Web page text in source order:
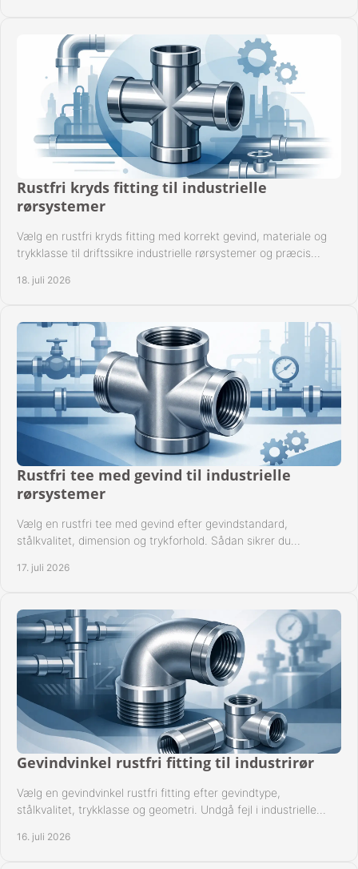
Rustfri kryds fitting til industrielle
rørsystemer
Vælg en rustfri kryds fitting med korrekt gevind, materiale og
trykklasse til driftssikre industrielle rørsystemer og præcis
18. juli 2026
Rustfri tee med gevind til industrielle
rørsystemer
Vælg en rustfri tee med gevind efter gevindstandard,
stålkvalitet, dimension og trykforhold. Sådan sikrer du
17. juli 2026
Gevindvinkel rustfri fitting til industrirør
Vælg en gevindvinkel rustfri fitting efter gevindtype,
stålkvalitet, trykklasse og geometri. Undgå fejl i industrielle
16. juli 2026